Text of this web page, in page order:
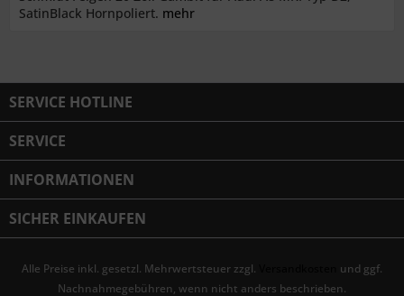
SatinBlack Hornpoliert. mehr
SERVICE HOTLINE
SERVICE
INFORMATIONEN
SICHER EINKAUFEN
Alle Preise inkl. gesetzl. Mehrwertsteuer zzgl.
und ggf.
Nachnahmegebühren, wenn nicht anders beschrieben.